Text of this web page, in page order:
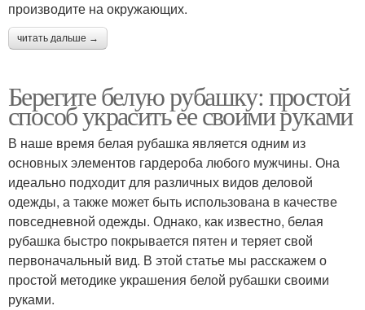
производите на окружающих.
читать дальше →
Берегите белую рубашку: простой
способ украсить ее своими руками
В наше время белая рубашка является одним из
основных элементов гардероба любого мужчины. Она
идеально подходит для различных видов деловой
одежды, а также может быть использована в качестве
повседневной одежды. Однако, как известно, белая
рубашка быстро покрывается пятен и теряет свой
первоначальный вид. В этой статье мы расскажем о
простой методике украшения белой рубашки своими
руками.